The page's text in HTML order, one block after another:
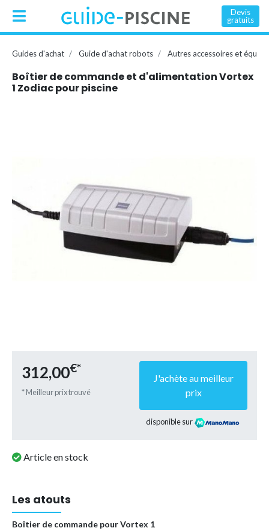
Devis
gratuits
Guides d'achat Guide d'achat robots Autres accessoires et
Boîtier de commande et d'alimentation Vortex
1 Zodiac pour piscine
312,00€*
* Meilleur prix trouvé
J'achète au meilleur
prix
disponible sur
Article en stock
Les atouts
Boîtier de commande pour Vortex 1